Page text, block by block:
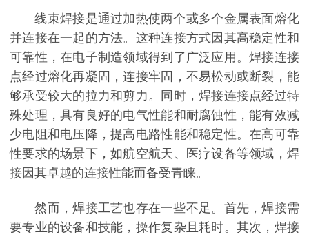
线束焊接是通过加热使两个或多个金属表面熔化
并连接在一起的方法。这种连接方式因其高稳定性和
可靠性，在电子制造领域得到了广泛应用。焊接连接
点经过熔化再凝固，连接牢固，不易松动或断裂，能
够承受较大的拉力和剪力。同时，焊接连接点经过特
殊处理，具有良好的电气性能和耐腐蚀性，能有效减
少电阻和电压降，提高电路性能和稳定性。在高可靠
性要求的场景下，如航空航天、医疗设备等领域，焊
接因其卓越的连接性能而备受青睐。
然而，焊接工艺也存在一些不足。首先，焊接需
要专业的设备和技能，操作复杂且耗时。其次，焊接